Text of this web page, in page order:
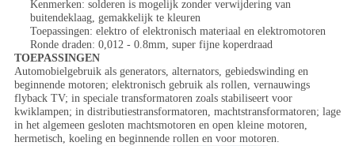
Kenmerken: solderen is mogelijk zonder verwijdering van
buitendeklaag, gemakkelijk te kleuren
Toepassingen: elektro of elektronisch materiaal en elektromotoren
Ronde draden: 0,012 - 0.8mm, super fijne koperdraad
TOEPASSINGEN
Automobielgebruik als generators, alternators, gebiedswinding en
beginnende motoren; elektronisch gebruik als rollen, vernauwings
flyback TV; in speciale transformatoren zoals stabiliseert voor
kwiklampen; in distributiestransformatoren, machtstransformatoren; lage
in het algemeen gesloten machtsmotoren en open kleine motoren,
hermetisch, koeling en beginnende rollen en voor motoren.